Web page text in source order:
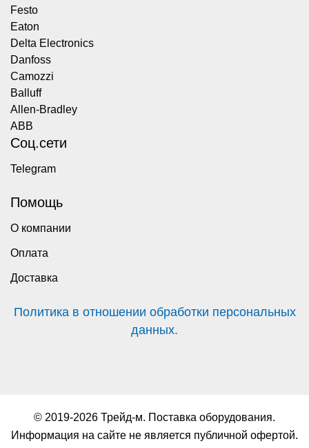
Festo
Eaton
Delta Electronics
Danfoss
Camozzi
Balluff
Allen-Bradley
ABB
Соц.сети
Telegram
Помощь
О компании
Оплата
Доставка
Политика в отношении обработки персональных
данных.
© 2019-2026 Трейд-м. Поставка оборудования.
Информация на сайте не является публичной офертой.